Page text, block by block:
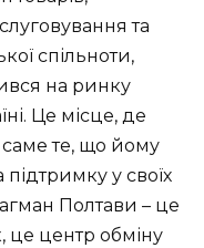
та
спільноти,
на ринку
Це місце, де
те, що йому
у своїх
Полтави – це
це центр обміну